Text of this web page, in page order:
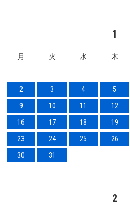
1
月 火 水 木
2
3 4 5
9
10 11 12
16
17 18 19
23
24 25 26
30
31
2